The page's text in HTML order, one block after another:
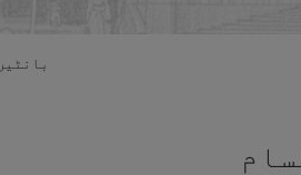
بانٹیں